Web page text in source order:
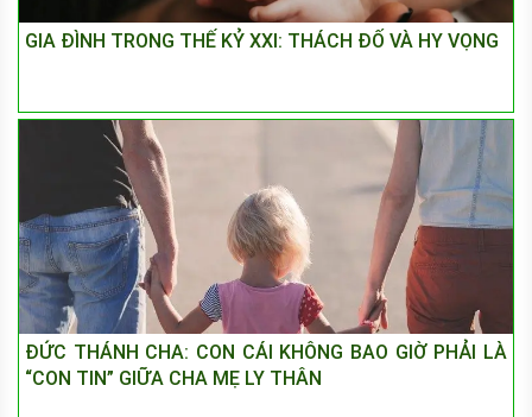
GIA ĐÌNH TRONG THẾ KỶ XXI: THÁCH ĐỐ VÀ HY VỌNG
ĐỨC THÁNH CHA: CON CÁI KHÔNG BAO GIỜ PHẢI LÀ
“CON TIN” GIỮA CHA MẸ LY THÂN